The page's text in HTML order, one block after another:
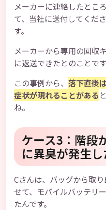
メーカーに連絡したとこ
て、当社に送付してくだ
す。
メーカーから専用の回収
に返送できたとのことです
この事例から、 落下直後
症状が現れることがある
ね。
ケース3：階段
に異臭が発生
Cさんは、バッグから取
せて、モバイルバッテリ
たんです。